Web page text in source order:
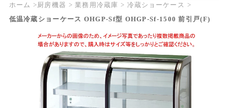
ホーム 厨房機器 業務用冷蔵庫
冷蔵ショーケース
低温冷蔵ショーケース OHGP-Sf型 OHGP-Sf-1500 前引戸(F)